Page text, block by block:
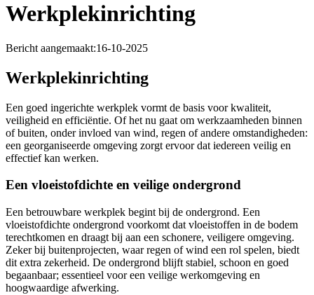
Werkplekinrichting
Bericht aangemaakt:16-10-2025
Werkplekinrichting
Een goed ingerichte werkplek vormt de basis voor kwaliteit,
veiligheid en efficiëntie. Of het nu gaat om werkzaamheden binnen
of buiten, onder invloed van wind, regen of andere omstandigheden:
een georganiseerde omgeving zorgt ervoor dat iedereen veilig en
effectief kan werken.
Een vloeistofdichte en veilige ondergrond
Een betrouwbare werkplek begint bij de ondergrond. Een
vloeistofdichte ondergrond voorkomt dat vloeistoffen in de bodem
terechtkomen en draagt bij aan een schonere, veiligere omgeving.
Zeker bij buitenprojecten, waar regen of wind een rol spelen, biedt
dit extra zekerheid. De ondergrond blijft stabiel, schoon en goed
begaanbaar; essentieel voor een veilige werkomgeving en
hoogwaardige afwerking.